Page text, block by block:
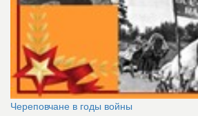
Череповчане в годы войны